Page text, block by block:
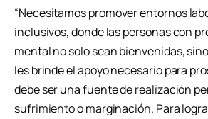
“Necesitamos promover entornos
inclusivos, donde las personas con
mental no solo sean bienvenidas,
les brinde el apoyo necesario para
debe ser una fuente de realización
sufrimiento o marginación. Para